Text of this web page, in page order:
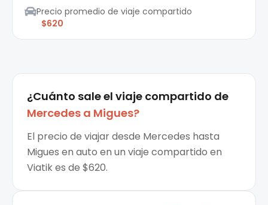
Precio promedio de viaje compartido
$620
¿Cuánto sale el viaje compartido de
Mercedes a Migues?
El precio de viajar desde Mercedes hasta
Migues en auto en un viaje compartido en
Viatik es de $620.